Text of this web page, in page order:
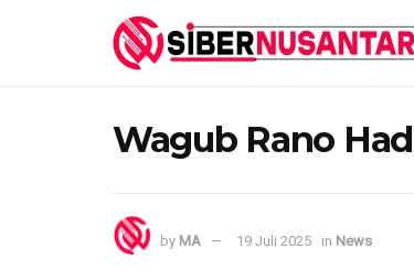
Wagub Rano
by MA 19 Juli 2025 in News